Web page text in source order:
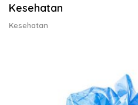
Kesehatan
Kesehatan